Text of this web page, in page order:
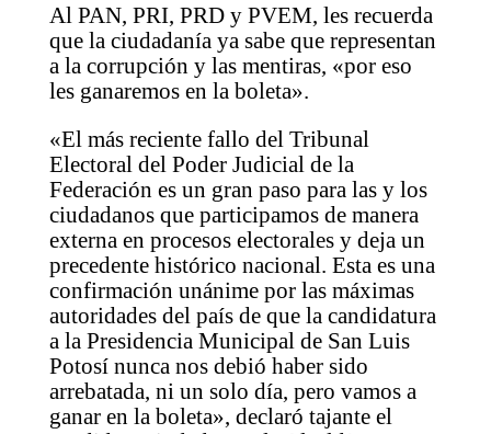
Al PAN, PRI, PRD y PVEM, les recuerda
que la ciudadanía ya sabe que representan
a la corrupción y las mentiras, «por eso
les ganaremos en la boleta».
«El más reciente fallo del Tribunal
Electoral del Poder Judicial de la
Federación es un gran paso para las y los
ciudadanos que participamos de manera
externa en procesos electorales y deja un
precedente histórico nacional. Esta es una
confirmación unánime por las máximas
autoridades del país de que la candidatura
a la Presidencia Municipal de San Luis
Potosí nunca nos debió haber sido
arrebatada, ni un solo día, pero vamos a
ganar en la boleta», declaró tajante el